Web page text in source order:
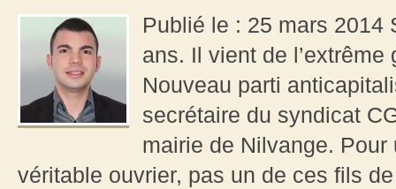
Publié le : 25 mars 2014
ans. Il vient de
Nouveau parti
secrétaire du syndicat
mairie de Nilvange. Pour
véritable ouvrier, pas un de ces fils